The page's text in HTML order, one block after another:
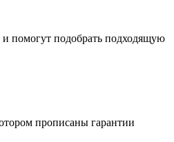
помогут подобрать подходящую
прописаны гарантии